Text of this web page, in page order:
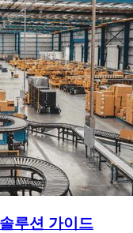
루션 가이드